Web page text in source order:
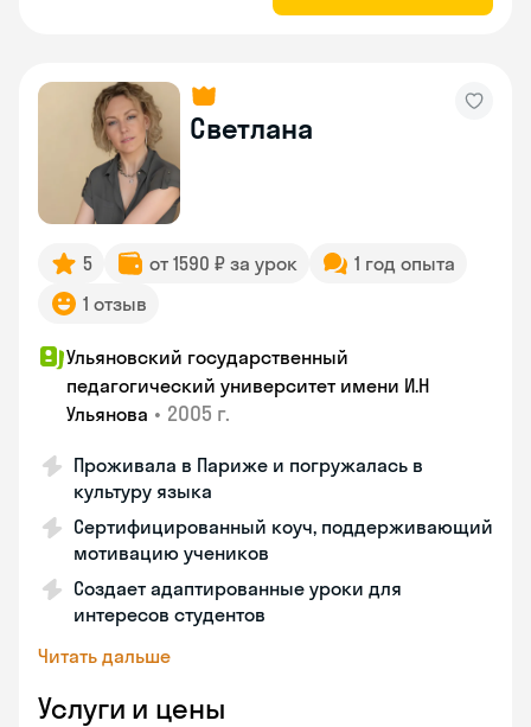
Светлана
5 от 1590 ₽ за урок
1 год опыта
1 отзыв
Ульяновский государственный
педагогический университет имени И.Н
Ульянова • 2005 г.
Проживала в Париже и погружалась в
культуру языка
Сертифицированный коуч, поддерживающий
мотивацию учеников
Создает адаптированные уроки для
интересов студентов
Читать дальше
Услуги и цены